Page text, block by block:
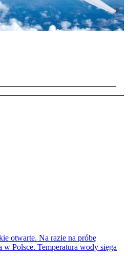
otwarte. Na razie na próbę
w Polsce. Temperatura wody sięga